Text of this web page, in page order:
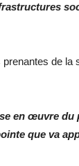
de la
en œuvre du
que va